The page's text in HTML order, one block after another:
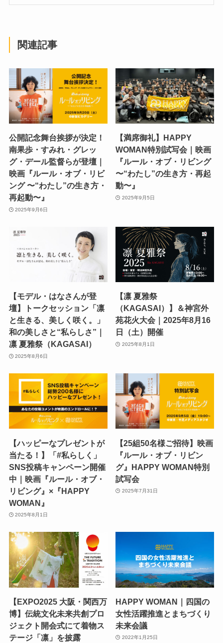
関連記事
公開記念舞台挨拶が決定！
南果歩・すみれ・グレッ
グ・デール監督らが登壇｜
映画『ルール・オブ・リビ
ング 〜“わたし”の生き方・
再起動〜』
2025年9月6日
【満席御礼】HAPPY
WOMAN特別試写会｜映画
『ルール・オブ・リビング
〜“わたし”の生き方・再起
動〜』
2025年9月5日
【モデル・はなさんが登
壇】トークセッション「凛
と生きる、美しく咲く。」
和の美しさと“私らしさ”｜
凛 夏雅祭（KAGASAI）
2025年8月6日
【凛 夏雅祭
（KAGASAI）】＆神宮外
苑花火大会｜2025年8月16
日（土）開催
2025年8月1日
【ハッピーなプレゼントが
当たる！】「#私らしく」
SNS投稿キャンペーン開催
中｜映画『ルール・オブ・
リビング』×『HAPPY
WOMAN』
2025年8月1日
【25組50名様ご招待】映画
『ルール・オブ・リビン
グ』HAPPY WOMAN特別
試写会
2025年7月31日
【EXPO2025 大阪・関西万
博】伝統文化未来共創プロ
ジェクト開会式にて着物ス
テージ「凛」を披露
HAPPY WOMAN｜四国の
女性活躍推進とまちづくり
未来会議
2022年1月25日